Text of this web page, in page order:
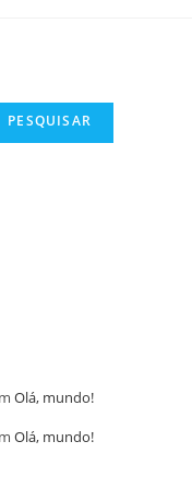
PESQUISAR
Olá, mundo!
Olá, mundo!